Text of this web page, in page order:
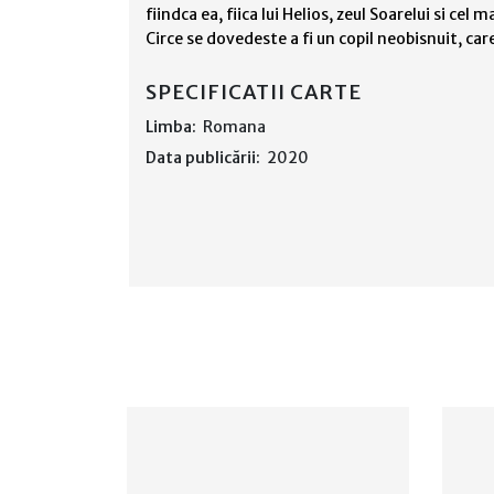
fiindca ea, fiica lui Helios, zeul Soarelui si cel
Circe se dovedeste a fi un copil neobisnuit,
SPECIFICATII CARTE
Limba: Romana
Data publicării: 2020